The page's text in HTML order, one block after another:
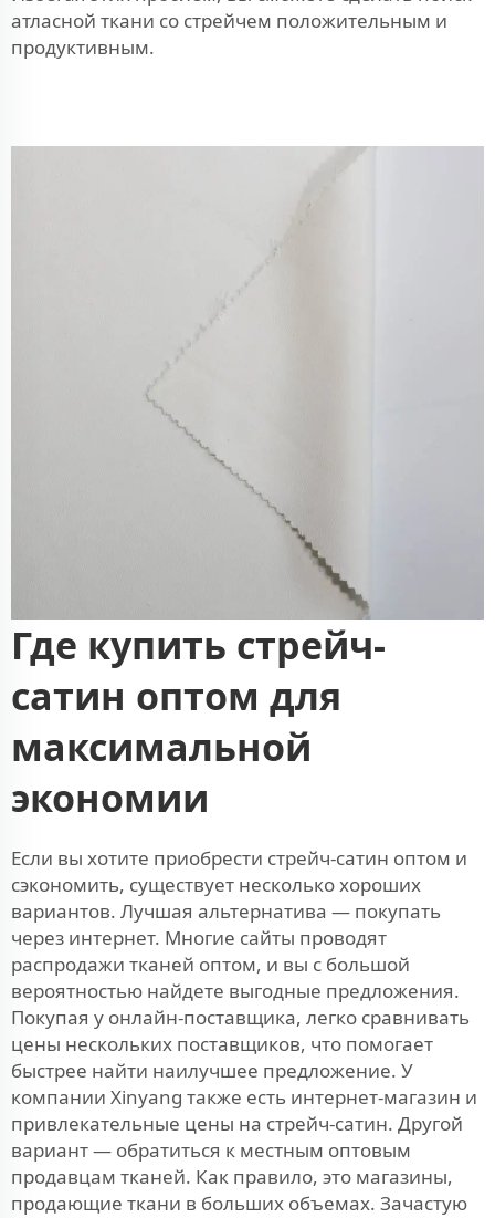
атласной ткани со стрейчем положительным и
продуктивным.
Где купить стрейч-
сатин оптом для
максимальной
экономии
Если вы хотите приобрести стрейч-сатин оптом и
сэкономить, существует несколько хороших
вариантов. Лучшая альтернатива — покупать
через интернет. Многие сайты проводят
распродажи тканей оптом, и вы с большой
вероятностью найдете выгодные предложения.
Покупая у онлайн-поставщика, легко сравнивать
цены нескольких поставщиков, что помогает
быстрее найти наилучшее предложение. У
компании Xinyang также есть интернет-магазин и
привлекательные цены на стрейч-сатин. Другой
вариант — обратиться к местным оптовым
продавцам тканей. Как правило, это магазины,
продающие ткани в больших объемах. Зачастую